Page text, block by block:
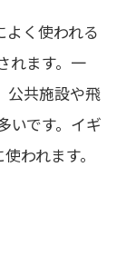
よく使われる
れます。一
公共施設や飛
いです。イギ
われます。